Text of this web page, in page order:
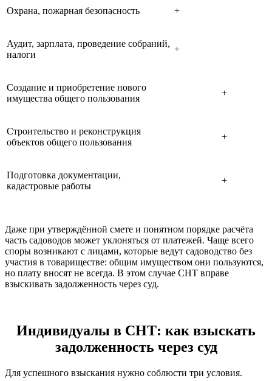
Охрана, пожарная безопасность +
Аудит, зарплата, проведение собраний,
налоги
+
Создание и приобретение нового
имущества общего пользования
+
Строительство и реконструкция
объектов общего пользования
+
Подготовка документации,
кадастровые работы
+
Даже при утверждённой смете и понятном порядке расчёта
часть садоводов может уклоняться от платежей. Чаще всего
споры возникают с лицами, которые ведут садоводство без
участия в товариществе: общим имуществом они пользуются,
но плату вносят не всегда. В этом случае СНТ вправе
взыскивать задолженность через суд.
Индивидуалы в СНТ: как взыскать
задолженность через суд
Для успешного взыскания нужно соблюсти три условия.